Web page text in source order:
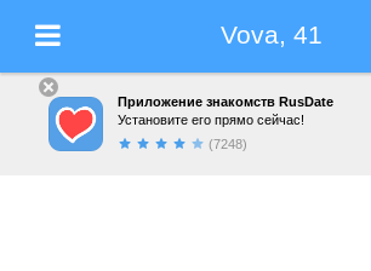
Vova, 41
Приложение знакомств RusDate
Установите его прямо сейчас!
(7248)